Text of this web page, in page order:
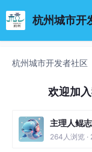
杭州城市开
杭州城市开发者社区
欢迎加
主理人鲲
264人浏览